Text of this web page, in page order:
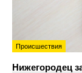
Происшествия
Нижегородец